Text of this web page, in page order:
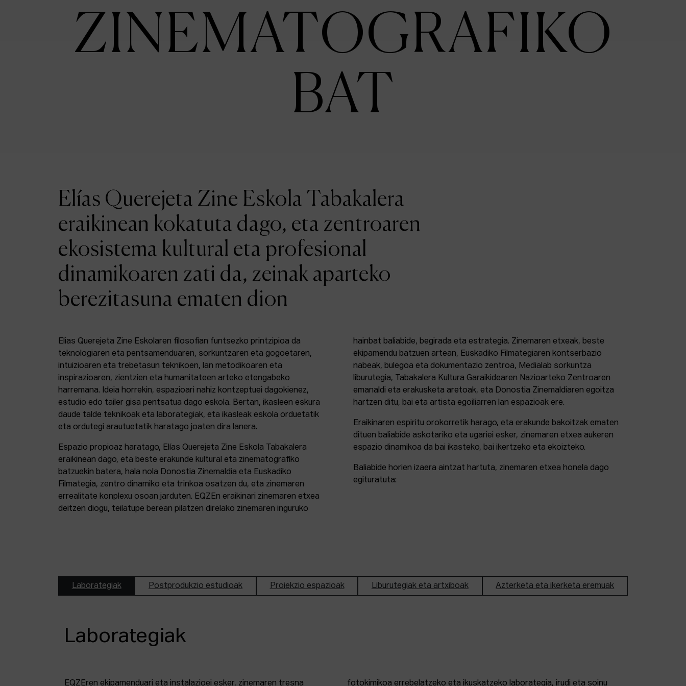
ZINEMATOGRAFIKO
BAT
Elías Querejeta Zine Eskola Tabakalera
eraikinean kokatuta dago, eta zentroaren
ekosistema kultural eta profesional
dinamikoaren zati da, zeinak aparteko
berezitasuna ematen dion
Elias Querejeta Zine Eskolaren filosofian funtsezko printzipioa da
teknologiaren eta pentsamenduaren, sorkuntzaren eta gogoetaren,
intuizioaren eta trebetasun teknikoen, lan metodikoaren eta
inspirazioaren, zientzien eta humanitateen arteko etengabeko
harremana. Ideia horrekin, espazioari nahiz kontzeptuei dagokienez,
estudio edo tailer gisa pentsatua dago eskola. Bertan, ikasleen eskura
daude talde teknikoak eta laborategiak, eta ikasleak eskola orduetatik
eta ordutegi arautuetatik haratago joaten dira lanera.
Espazio propioaz haratago, Elías Querejeta Zine Eskola Tabakalera
eraikinean dago, eta beste erakunde kultural eta zinematografiko
batzuekin batera, hala nola Donostia Zinemaldia eta Euskadiko
Filmategia, zentro dinamiko eta trinkoa osatzen du, eta zinemaren
errealitate konplexu osoan jarduten. EQZEn eraikinari zinemaren etxea
deitzen diogu, teilatupe berean pilatzen direlako zinemaren inguruko
hainbat baliabide, begirada eta estrategia. Zinemaren etxeak, beste
ekipamendu batzuen artean, Euskadiko Filmategiaren kontserbazio
nabeak, bulegoa eta dokumentazio zentroa, Medialab sorkuntza
liburutegia, Tabakalera Kultura Garaikidearen Nazioarteko Zentroaren
emanaldi eta erakusketa aretoak, eta Donostia Zinemaldiaren egoitza
hartzen ditu, bai eta artista egoiliarren lan espazioak ere.
Eraikinaren espiritu orokorretik harago, eta erakunde bakoitzak ematen
dituen baliabide askotariko eta ugariei esker, zinemaren etxea aukeren
espazio dinamikoa da bai ikasteko, bai ikertzeko eta ekoizteko.
Baliabide horien izaera aintzat hartuta, zinemaren etxea honela dago
egituratuta:
Laborategiak Postprodukzio estudioak Proiekzio espazioak Liburutegiak eta artxiboak Azterketa eta ikerketa eremuak
Laborategiak
EQZEren ekipamenduari eta instalazioei esker, zinemaren tresna
fotokimikoa errebelatzeko eta ikuskatzeko laborategia, irudi eta soinu